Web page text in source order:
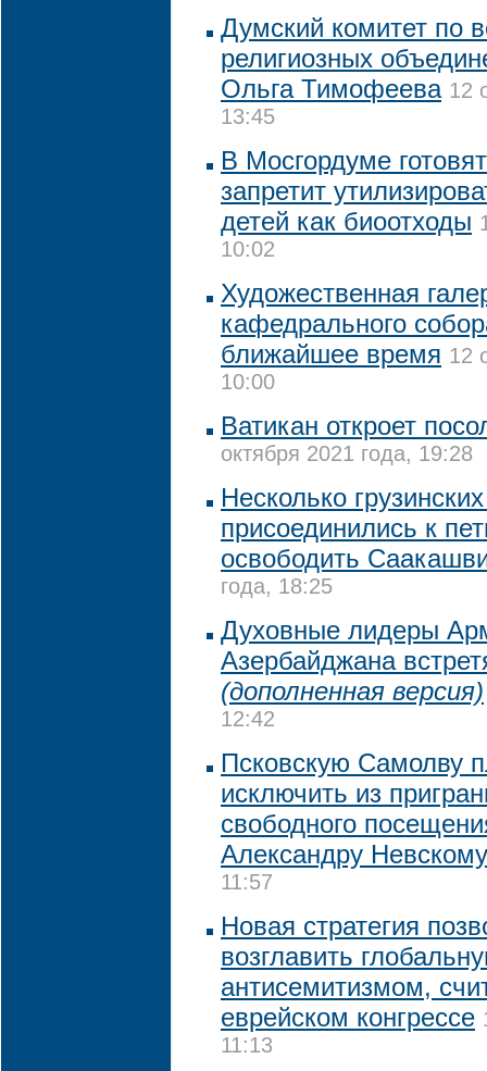
Думский комитет по
религиозных
Ольга Тимофеева 12
13:45
В Мосгордуме
запретит
детей как биоотходы
10:02
Художественная
кафедрального
ближайшее время 12
10:00
Ватикан откроет
октября 2021 года, 19:28
Несколько
присоединились к
освободить
года, 18:25
Духовные лидеры
Азербайджана
(дополненная версия)
12:42
Псковскую Самолву
исключить из
свободного
Александру Невскому
11:57
Новая стратегия
возглавить
антисемитизмом,
еврейском конгрессе
11:13